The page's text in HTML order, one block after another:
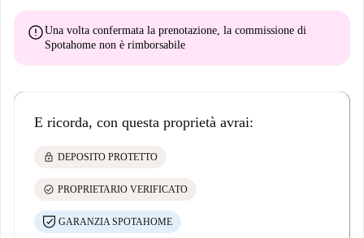
errorUna volta confermata la prenotazione, la commissione di
Spotahome non è rimborsabile
E ricorda, con questa proprietà avrai:
lock DEPOSITO PROTETTO
check_circle PROPRIETARIO VERIFICATO
GARANZIA SPOTAHOME